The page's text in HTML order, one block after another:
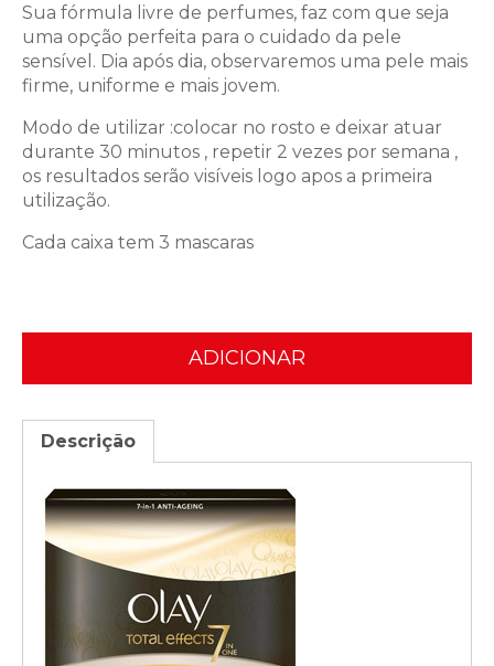
Sua fórmula livre de perfumes, faz com que seja
uma opção perfeita para o cuidado da pele
sensível. Dia após dia, observaremos uma pele mais
firme, uniforme e mais jovem.
Modo de utilizar :colocar no rosto e deixar atuar
durante 30 minutos , repetir 2 vezes por semana ,
os resultados serão visíveis logo apos a primeira
utilização.
Cada caixa tem 3 mascaras
ADICIONAR
Descrição